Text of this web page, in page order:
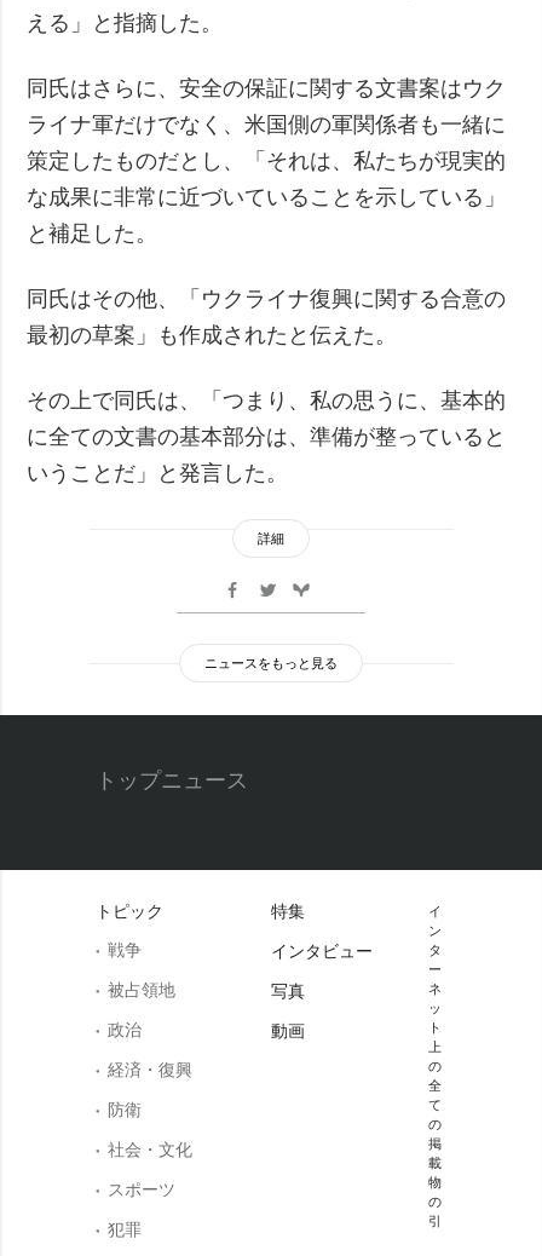
える」と指摘した。
同氏はさらに、安全の保証に関する文書案はウク
ライナ軍だけでなく、米国側の軍関係者も一緒に
策定したものだとし、「それは、私たちが現実的
な成果に非常に近づいていることを示している」
と補足した。
同氏はその他、「ウクライナ復興に関する合意の
最初の草案」も作成されたと伝えた。
その上で同氏は、「つまり、私の思うに、基本的
に全ての文書の基本部分は、準備が整っていると
いうことだ」と発言した。
詳細
ニュースをもっと見る
トップニュース
トピック
戦争
被占領地
政治
経済・復興
防衛
社会・文化
スポーツ
犯罪
特集
インタビュー
写真
動画
イ
ン
タ
ー
ネ
ッ
ト
上
の
全
て
の
掲
載
物
の
引